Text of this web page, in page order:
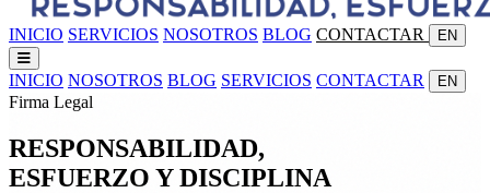
INICIO SERVICIOS NOSOTROS BLOG CONTACTAR EN
INICIO NOSOTROS BLOG SERVICIOS CONTACTAR EN
Firma Legal
RESPONSABILIDAD,
ESFUERZO YDISCIPLINA